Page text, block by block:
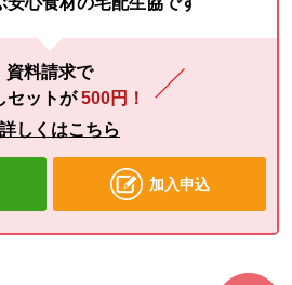
資料請求で
セットが500円！
詳しくはこちら
加入申込